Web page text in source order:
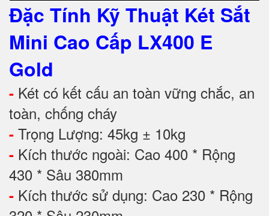
Đặc Tính Kỹ Thuật Két Sắt
Mini Cao Cấp LX400 E
Gold
- Két có kết cấu an toàn vững chắc, an
toàn, chống cháy
- Trọng Lượng: 45kg ± 10kg
- Kích thước ngoài: Cao 400 * Rộng
430 * Sâu 380mm
- Kích thước sử dụng: Cao 230 * Rộng